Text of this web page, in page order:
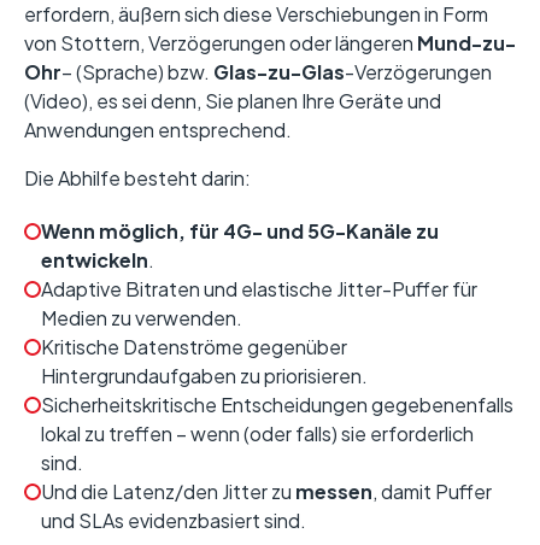
erfordern, äußern sich diese Verschiebungen in Form
von Stottern, Verzögerungen oder längeren Mund-zu-
Ohr– (Sprache) bzw. Glas-zu-Glas-Verzögerungen
(Video), es sei denn, Sie planen Ihre Geräte und
Anwendungen entsprechend.
Die Abhilfe besteht darin:
Wenn möglich, für 4G- und 5G-Kanäle zu
entwickeln.
Adaptive Bitraten und elastische Jitter-Puffer für
Medien zu verwenden.
Kritische Datenströme gegenüber
Hintergrundaufgaben zu priorisieren.
Sicherheitskritische Entscheidungen gegebenenfalls
lokal zu treffen – wenn (oder falls) sie erforderlich
sind.
Und die Latenz/den Jitter zu messen, damit Puffer
und SLAs evidenzbasiert sind.